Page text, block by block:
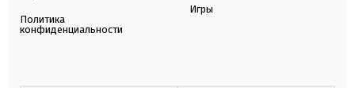
Политика
конфиденциальности
Игры